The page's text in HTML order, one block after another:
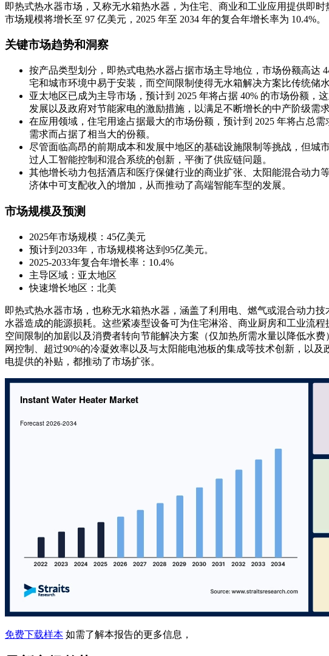
即热式热水器市场，又称无水箱热水器，为住宅、商业和工业应用提供即时
市场规模将增长至 97 亿美元，2025 年至 2034 年的复合年增长率为 10.4%。
关键市场趋势和洞察
按产品类型划分，即热式电热水器占据市场主导地位，市场份额高达
宅和城市环境中易于安装，而空间限制使得无水箱解决方案比传统储
亚太地区已成为主导市场，预计到 2025 年将占据 40% 的市场份额，
发展以及政府对节能家电的激励措施，以满足不断增长的中产阶级需求
在应用领域，住宅用途占据最大的市场份额，预计到 2025 年将占总
需求而占据了相当大的份额。
尽管面临高昂的前期成本和发展中地区的基础设施限制等挑战，但城
过人工智能控制和混合系统的创新，平衡了供应链问题。
其他增长动力包括酒店和医疗保健行业的商业扩张、太阳能混合动力
济体中可支配收入的增加，从而推动了高端智能车型的发展。
市场规模及预测
2025年市场规模：45亿美元
预计到2033年，市场规模将达到95亿美元。
2025-2033年复合年增长率：10.4%
主导区域：亚太地区
快速增长地区：北美
即热式热水器市场，也称无水箱热水器，涵盖了利用电、燃气或混合动力
水器造成的能源损耗。这些紧凑型设备可为住宅淋浴、商业厨房和工业流
空间限制的加剧以及消费者转向节能解决方案（仅加热所需水量以降低水
网控制、超过90%的冷凝效率以及与太阳能电池板的集成等技术创新，以
电提供的补贴，都推动了市场扩张。
免费下载样本 如需了解本报告的更多信息，